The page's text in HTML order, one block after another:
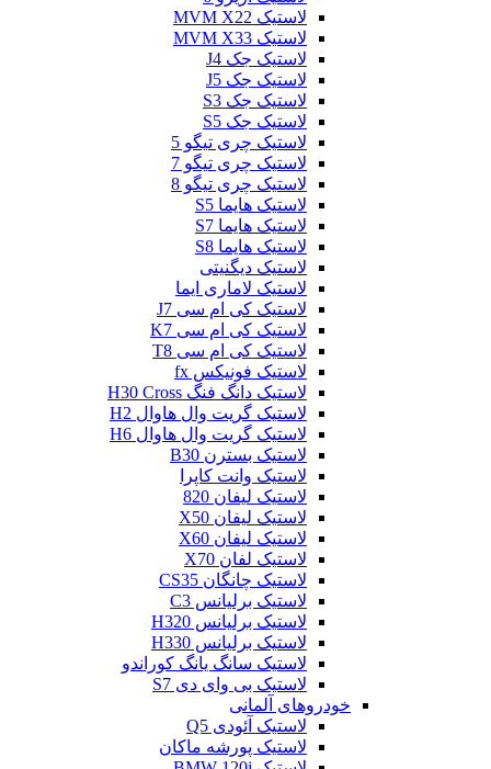
لاستیک MVM X22
لاستیک MVM X33
لاستیک جک J4
لاستیک جک J5
لاستیک جک S3
لاستیک جک S5
لاستیک چری تیگو 5
لاستیک چری تیگو 7
لاستیک چری تیگو 8
لاستیک هایما S5
لاستیک هایما S7
لاستیک هایما S8
لاستیک دیگنیتی
لاستیک لاماری ایما
لاستیک کی ام سی J7
لاستیک کی ام سی K7
لاستیک کی ام سی T8
لاستیک فونیکس fx
لاستیک دانگ فنگ H30 Cross
لاستیک گریت وال هاوال H2
لاستیک گریت وال هاوال H6
لاستیک بسترن B30
لاستیک وانت کاپرا
لاستیک لیفان 820
لاستیک لیفان X50
لاستیک لیفان X60
لاستیک لفان X70
لاستیک چانگان CS35
لاستیک برلیانس C3
لاستیک برلیانس H320
لاستیک برلیانس H330
لاستیک سانگ یانگ کوراندو
لاستیک بی وای دی S7
خودروهای آلمانی
لاستیک آئودی Q5
لاستیک پورشه ماکان